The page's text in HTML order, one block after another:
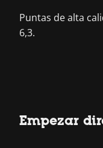
Puntas de alta
6,3.
Empezar